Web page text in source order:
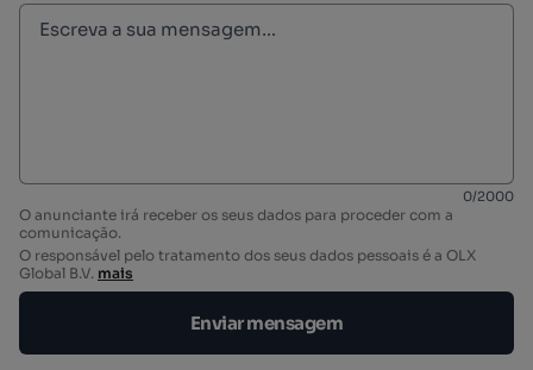
0/2000
O anunciante irá receber os seus dados para proceder com a
comunicação.
O responsável pelo tratamento dos seus dados pessoais é a OLX
Global B.V. mais
Enviar mensagem